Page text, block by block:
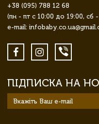
+38 (095) 788 12 68
(пн - пт с 10:00 до 19:00, сб
e-mail:
ПІДПИСКА НА